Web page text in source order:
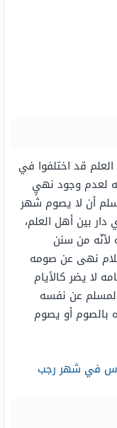
قد اختلفوا في
لعدم وجود نهيٍ
أن لا يصوم شهر
بين أهل العلم،
من سنن
نهى عن صومه
لا يضر كالأيام
عن نفسه
بالصوم أو يصوم
في شهر رجب